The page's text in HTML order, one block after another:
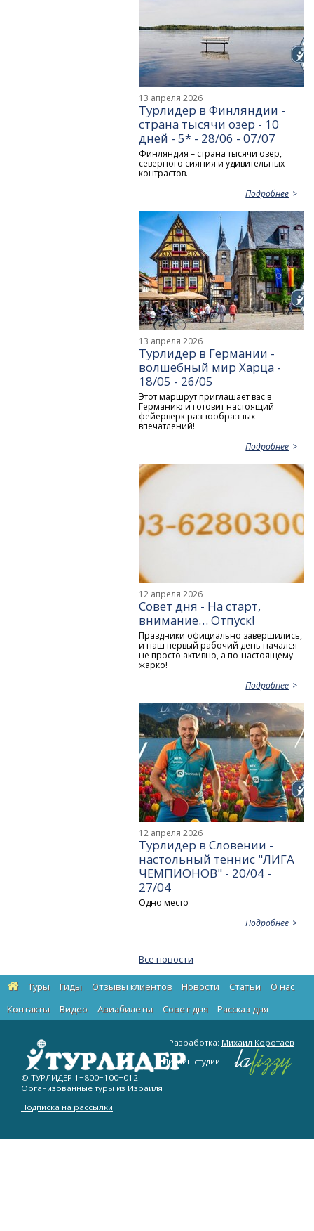
13 апреля 2026
Турлидер в Финляндии -
страна тысячи озер - 10
дней - 5* - 28/06 - 07/07
Финляндия – страна тысячи озер,
северного сияния и удивительных
контрастов.
Подробнее
13 апреля 2026
Турлидер в Германии -
волшебный мир Харца -
18/05 - 26/05
Этот маршрут приглашает вас в
Германию и готовит настоящий
фейерверк разнообразных
впечатлений!
Подробнее
12 апреля 2026
Совет дня - На старт,
внимание… Отпуск!
Праздники официально завершились,
и наш первый рабочий день начался
не просто активно, а по-настоящему
жарко!
Подробнее
12 апреля 2026
Турлидер в Словении -
настольный теннис "ЛИГА
ЧЕМПИОНОВ" - 20/04 -
27/04
Одно место
Подробнее
Все новости
Туры Гиды Отзывы клиентов Новости Статьи
О нас
Контакты
Видео Авиабилеты Cовет дня Рассказ дня
© ТУРЛИДЕР 1−800−100−012
Организованные туры из Израиля
Подписка на рассылки
Разработка: Михаил Коротаев
Дизайн студии